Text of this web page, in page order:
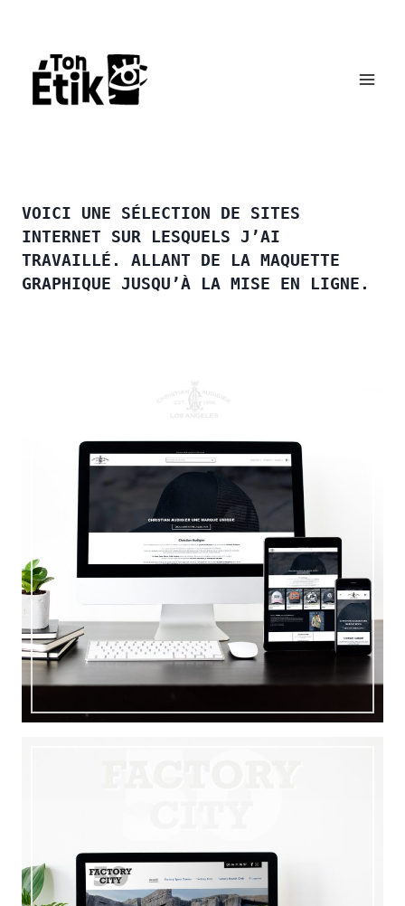
contenu
VOICI UNE SÉLECTION DE SITES
INTERNET SUR LESQUELS J’AI
TRAVAILLÉ. ALLANT DE LA MAQUETTE
GRAPHIQUE JUSQU’À LA MISE EN LIGNE.